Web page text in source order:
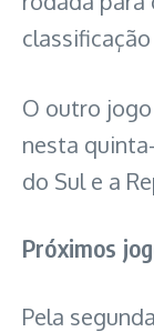
O outro
nesta
do Sul e a
Próximos
Pela